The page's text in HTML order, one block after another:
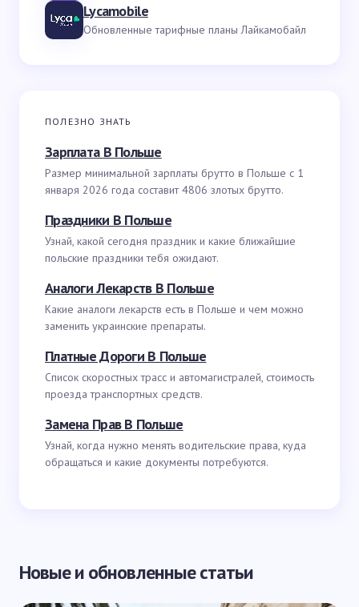
Lycamobile
Обновленные тарифные планы Лайкамобайл
ПОЛЕЗНО ЗНАТЬ
Зарплата В Польше
Размер минимальной зарплаты брутто в Польше с 1
января 2026 года составит 4806 злотых брутто.
Праздники В Польше
Узнай, какой сегодня праздник и какие ближайшие
польские праздники тебя ожидают.
Аналоги Лекарств В Польше
Какие аналоги лекарств есть в Польше и чем можно
заменить украинские препараты.
Платные Дороги В Польше
Список скоростных трасс и автомагистралей, стоимость
проезда транспортных средств.
Замена Прав В Польше
Узнай, когда нужно менять водительские права, куда
обращаться и какие документы потребуются.
Новые и обновленные статьи